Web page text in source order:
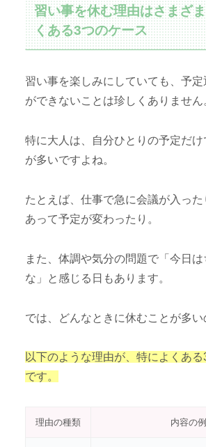
習い事を休む理由はさまざ
くある3つのケース
習い事を楽しみにしていても、予定
ができないことは珍しくありません
特に大人は、自分ひとりの予定だけ
が多いですよね。
たとえば、仕事で急に会議が入っ
あって予定が変わったり。
また、体調や気分の問題で「今日
な」と感じる日もあります。
では、どんなときに休むことが多い
以下のような理由が、特によくあ
です。
理由の種類 内容の例